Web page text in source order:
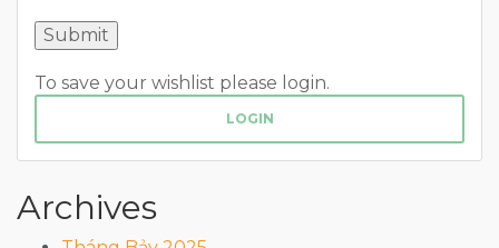
To save your wishlist please login.
LOGIN
Archives